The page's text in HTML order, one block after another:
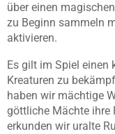
über einen
zu Beginn sammeln
aktivieren.
Es gilt im Spiel einen
Kreaturen zu
haben wir mächtige
göttliche Mächte ihre
erkunden wir uralte